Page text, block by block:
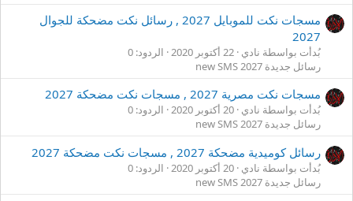
مسجات نكت للموبايل 2027 , رسائل نكت مضحكة للجوال
2027
بُدأت بواسطة نادي 22 أكتوبر 2020
الردود: 0
رسائل جديدة new SMS 2027
مسجات نكت مصرية 2027 , مسجات نكت مضحكة 2027
بُدأت بواسطة نادي 20 أكتوبر 2020
الردود: 0
رسائل جديدة new SMS 2027
رسائل كوميدية مضحكة 2027 , مسجات نكت مضحكة 2027
بُدأت بواسطة نادي 20 أكتوبر 2020
الردود: 0
رسائل جديدة new SMS 2027